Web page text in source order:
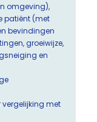
omgeving),
patiënt (met
bevindingen
groeiwijze,
en
vergelijking met